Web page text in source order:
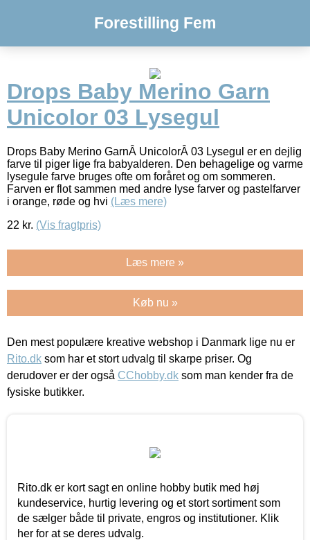
Forestilling Fem
Drops Baby Merino Garn
Unicolor 03 Lysegul
Drops Baby Merino GarnÂ UnicolorÂ 03 Lysegul er en dejlig
farve til piger lige fra babyalderen. Den behagelige og varme
lysegule farve bruges ofte om foråret og om sommeren.
Farven er flot sammen med andre lyse farver og pastelfarver
i orange, røde og hvi (Læs mere)
22 kr. (Vis fragtpris)
Læs mere »
Køb nu »
Den mest populære kreative webshop i Danmark lige nu er
Rito.dk som har et stort udvalg til skarpe priser. Og
derudover er der også CChobby.dk som man kender fra de
fysiske butikker.
Rito.dk er kort sagt en online hobby butik med høj
kundeservice, hurtig levering og et stort sortiment som
de sælger både til private, engros og institutioner. Klik
her for at se deres udvalg.